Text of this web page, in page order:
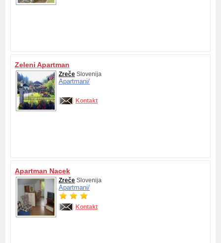
Zeleni Apartman
Zreče Slovenija
Apartmani/
Kontakt
Apartman Nacek
Zreče Slovenija
Apartmani/
Kontakt